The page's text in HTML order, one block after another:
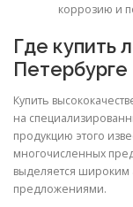
коррозию и
Где купить
Петербурге
Купить
на
продукцию этого
многочисленных
выделяется
предложениями.